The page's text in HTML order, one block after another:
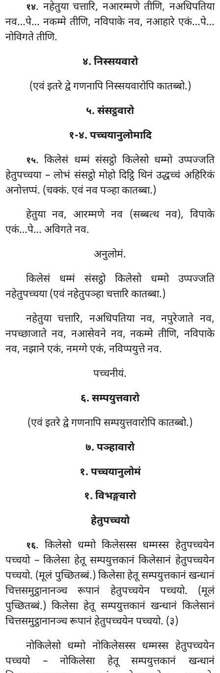
१४. नहेतुयाचत्तारि, नआरम्मणे तीणि, नअधिपतिया
नव…पे… नकम्मे तीणि, नविपाके नव, नआहारे एकं…पे…
नोविगते तीणि.
४. निस्सयवारो
(एवं इतरे द्वे गणनापि निस्सयवारोपि कातब्बो.)
५. संसट्ठवारो
१-४. पच्चयानुलोमादि
१५. किलेसं धम्मं संसट्ठो किलेसो धम्मो उप्पज्जति
हेतुपच्चया – लोभं संसट्ठो मोहो दिट्ठि थिनं उद्धच्चं अहिरिकं
अनोत्तप्पं. (चक्कं. एवं नव पञ्हा कातब्बा.)
हेतुयानव, आरम्मणे नव (सब्बत्थ नव), विपाके
एकं…पे… अविगते नव.
अनुलोमं.
किलेसं धम्मं संसट्ठो किलेसो धम्मो उप्पज्जति
नहेतुपच्चया (एवं नहेतुपञ्हा चत्तारि कातब्बा.)
नहेतुया चत्तारि, नअधिपतिया नव, नपुरेजाते नव,
नपच्छाजाते नव, नआसेवने नव, नकम्मे तीणि, नविपाके
नव, नझाने एकं, नमग्गे एकं, नविप्पयुत्ते नव.
पच्चनीयं.
६. सम्पयुत्तवारो
(एवं इतरे द्वे गणनापि सम्पयुत्तवारोपि कातब्बो.)
७. पञ्हावारो
१. पच्चयानुलोमं
१. विभङ्गवारो
हेतुपच्चयो
१६. किलेसो धम्मो किलेसस्स धम्मस्स हेतुपच्चयेन
पच्चयो – किलेसा हेतू सम्पयुत्तकानं किलेसानं हेतुपच्चयेन
पच्चयो. (मूलंपुच्छितब्बं.) किलेसा हेतू सम्पयुत्तकानं खन्धानं
चित्तसमुट्ठानानञ्च रूपानं हेतुपच्चयेन पच्चयो. (मूलं
पुच्छितब्बं.) किलेसाहेतू सम्पयुत्तकानं खन्धानं किलेसानं
चित्तसमुट्ठानानञ्च रूपानं हेतुपच्चयेन पच्चयो. (३)
नोकिलेसो धम्मो नोकिलेसस्स धम्मस्स हेतुपच्चयेन
पच्चयो – नोकिलेसा हेतू सम्पयुत्तकानं खन्धानं